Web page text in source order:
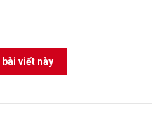
bài viết này